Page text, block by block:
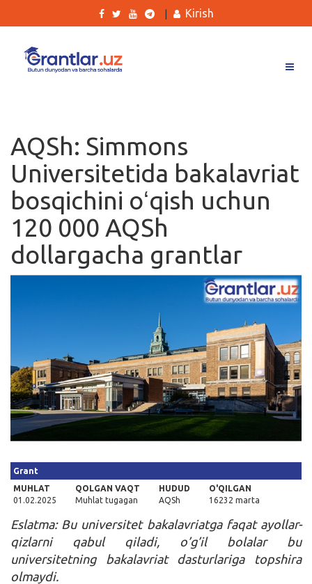
Ishlar
Kurslar
Blog
Yana
Kirish
AQSh: Simmons
Universitetida bakalavriat
bosqichini oʻqish uchun
120 000 AQSh
dollargacha grantlar
Grant
MUHLAT
01.02.2025
QOLGAN VAQT
Muhlat tugagan
HUDUD
AQSh
O'QILGAN
16232 marta
Eslatma: Bu universitet bakalavriatga faqat ayollar-
qizlarni qabul qiladi, o’g’il bolalar bu
universitetning bakalavriat dasturlariga topshira
olmaydi.